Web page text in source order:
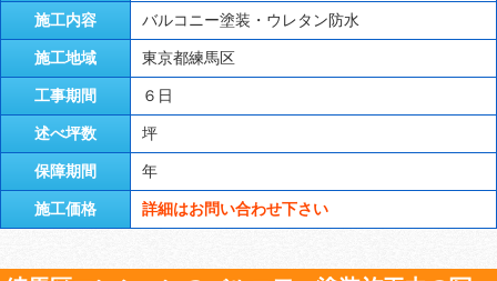
施工内容 バルコニー塗装・ウレタン防水
施工地域 東京都練馬区
工事期間 ６日
述べ坪数 坪
保障期間 年
施工価格 詳細はお問い合わせ下さい